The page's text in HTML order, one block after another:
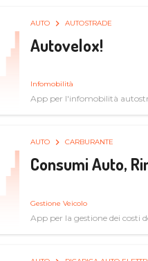
AUTO AUTOSTRADE
Autovelox!
Infomobilità
App per l'infomobilità
AUTO CARBURANTE
Consumi Auto,
Gestione Veicolo
App per la gestione dei costi